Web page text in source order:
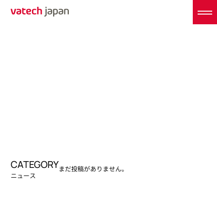
CATEGORY
ニュース
まだ投稿がありません。